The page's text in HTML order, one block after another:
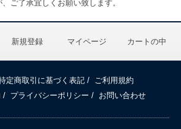
ご了承宜しくお願い致します。
新規登録 マイページ カートの中
定商取引に基づく表記 /
ご利用規約
/ プライバシーポリシー / お問い合わせ